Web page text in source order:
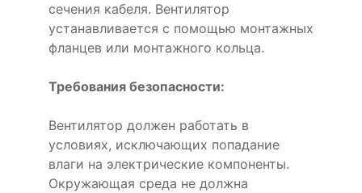
сечения кабеля. Вентилятор
устанавливается с помощью монтажных
фланцев или монтажного кольца.
Требования безопасности:
Вентилятор должен работать в
условиях, исключающих попадание
влаги на электрические компоненты.
Окружающая среда не должна